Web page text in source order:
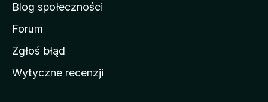
M
o
z
l
Blog społeczności
Forum
Zgłoś błąd
Wytyczne recenzji